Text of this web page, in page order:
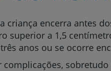
CUF
encerra antes
superior a 1,5
anos ou se ocorre